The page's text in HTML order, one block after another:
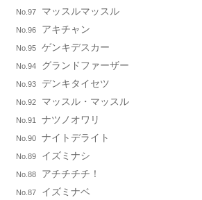
No.97 マッスルマッスル
No.96 アキチャン
No.95 ゲンキデスカー
No.94 グランドファーザー
No.93 デンキタイセツ
No.92 マッスル・マッスル
No.91 ナツノオワリ
No.90 ナイトデライト
No.89 イズミナシ
No.88 アチチチチ！
No.87 イズミナベ